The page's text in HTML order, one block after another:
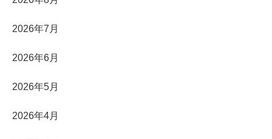
2026年7月
2026年6月
2026年5月
2026年4月